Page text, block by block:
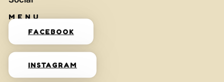
FACEBOOK
INSTAGRAM